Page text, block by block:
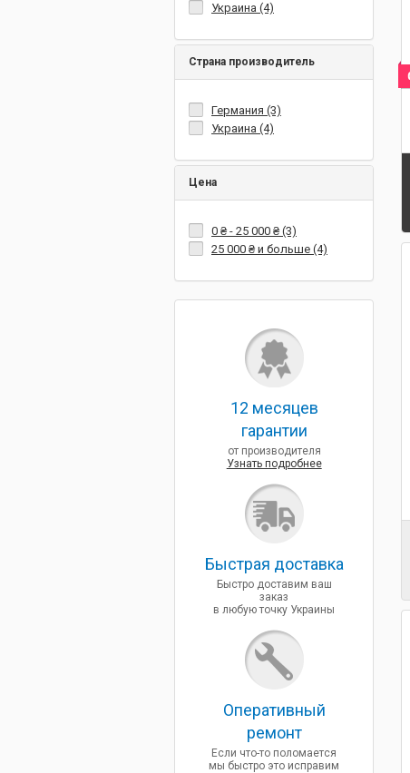
Украина (4)
Страна производитель
Германия (3)
Украина (4)
Цена
0 ₴- 25 000 ₴(3)
25 000 ₴и больше (4)
12 месяцев
гарантии
от производителя
Узнать подробнее
Быcтрая доставка
Быстро доставим ваш
заказ
в любую точку Украины
Оперативный
ремонт
Если что-то поломается
мы быстро это исправим